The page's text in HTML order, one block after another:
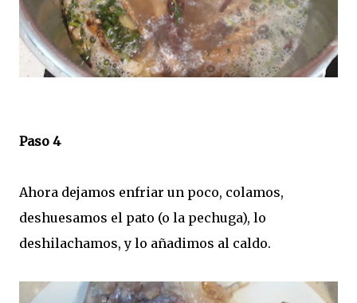
Paso 4
Ahora dejamos enfriar un poco, colamos,
deshuesamos el pato (o la pechuga), lo
deshilachamos, y lo añadimos al caldo.